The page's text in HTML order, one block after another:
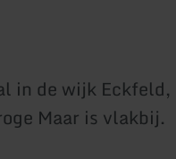
in de wijk
Maar is vlakbij.